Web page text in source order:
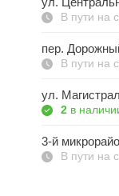
В пути на
пер.
В пути на
ул.
2 в
3-й
В пути на